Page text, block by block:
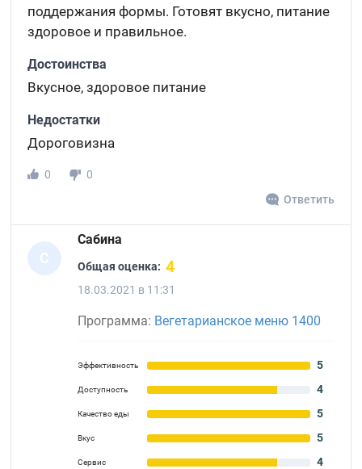
поддержания формы. Готовят вкусно, питание
здоровое и правильное.
Достоинства
Вкусное, здоровое питание
Недостатки
Дороговизна
0
0
Ответить
С
Сабина
Общая оценка: 4
18.03.2021 в 11:31
Программа: Вегетарианское меню 1400
Эффективность 5
Доступность 4
Качество еды 5
Вкус 5
Сервис 4